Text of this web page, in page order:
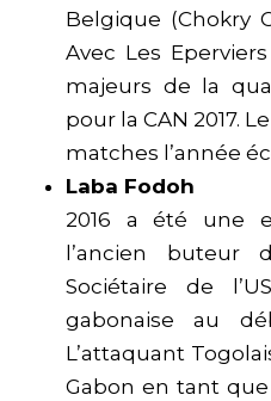
Belgique (Chokry
Avec Les
majeurs de la
pour la CAN 2017.
matches l’année
Laba Fodoh
2016 a été une
l’ancien buteur
Sociétaire de
gabonaise au
L’attaquant
Gabon en tant